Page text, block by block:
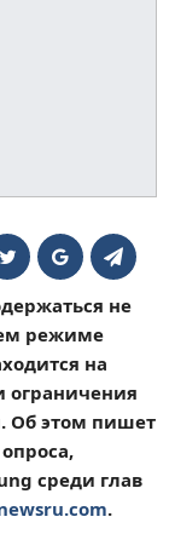
не
режиме
на
ограничения
Об этом пишет
среди глав
.